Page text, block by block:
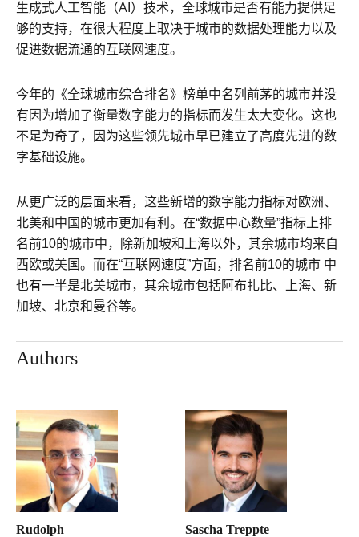
生成式人工智能（AI）技术，全球城市是否有能力提供足
够的支持，在很大程度上取决于城市的数据处理能力以及
促进数据流通的互联网速度。
今年的《全球城市综合排名》榜单中名列前茅的城市并没
有因为增加了衡量数字能力的指标而发生太大变化。这也
不足为奇了，因为这些领先城市早已建立了高度先进的数
字基础设施。
从更广泛的层面来看，这些新增的数字能力指标对欧洲、
北美和中国的城市更加有利。在“数据中心数量”指标上排
名前10的城市中，除新加坡和上海以外，其余城市均来自
西欧或美国。而在“互联网速度”方面，排名前10的城市 中
也有一半是北美城市，其余城市包括阿布扎比、上海、新
加坡、北京和曼谷等。
Authors
Rudolph
Sascha Treppte